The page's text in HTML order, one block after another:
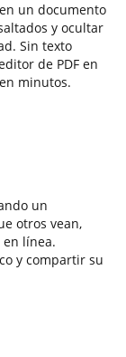
un documento
y ocultar
Sin texto
de PDF en
minutos.
un
otros vean,
línea.
y compartir su